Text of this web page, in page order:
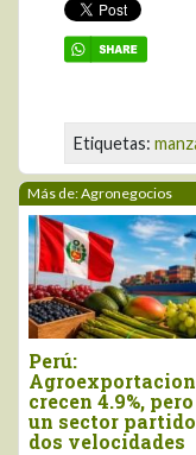
Etiquetas:
Más de: Agronegocios
con
en
para